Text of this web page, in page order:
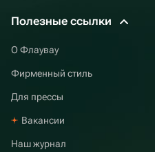
Полезные ссылки
О Флаувау
Фирменный стиль
Для прессы
Вакансии
Наш журнал